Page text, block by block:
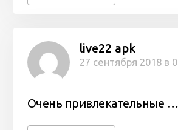
live22 apk
27 сентября 2018 в
Очень привлекательные …